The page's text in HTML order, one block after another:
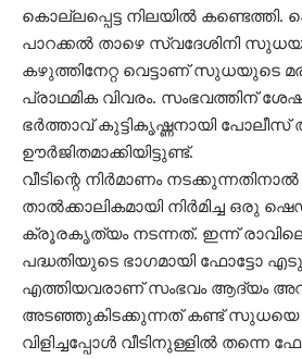
കൊല്ലപ്പെട്ട നിലയിൽ
പാറക്കൽ താഴെ സ്വദേശിനി
കഴുത്തിനേറ്റ വെട്ടാണ് സുധയുടെ
പ്രാഥമിക വിവരം. സംഭവത്തിന്
ഭർത്താവ് കുട്ടികൃഷ്ണനായി
ഊർജിതമാക്കിയിട്ടുണ്ട്.
വീടിന്റെ നിർമാണം
താൽക്കാലികമായി നിർമിച്ച ഒരു
ക്രൂരകൃത്യം നടന്നത്. ഇന്ന്
പദ്ധതിയുടെ ഭാഗമായി ഫോട്ടോ
എത്തിയവരാണ് സംഭവം ആദ്യം
അടഞ്ഞുകിടക്കുന്നത് കണ്ട്
വിളിച്ചപ്പോൾ വീടിനുള്ളിൽ തന്നെ